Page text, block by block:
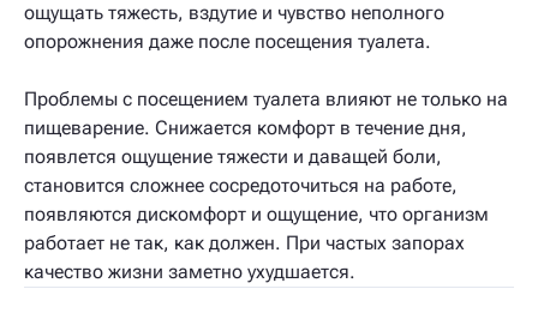
ощущать тяжесть, вздутие и чувство неполного
опорожнения даже после посещения туалета.
Проблемы с посещением туалета влияют не только на
пищеварение. Снижается комфорт в течение дня,
появлется ощущение тяжести и даващей боли,
становится сложнее сосредоточиться на работе,
появляются дискомфорт и ощущение, что организм
работает не так, как должен. При частых запорах
качество жизни заметно ухудшается.